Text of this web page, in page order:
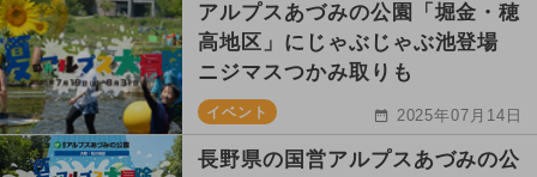
アルプスあづみの公園「堀金・穂
高地区」にじゃぶじゃぶ池登場
ニジマスつかみ取りも
イベント 2025年07月14日
長野県の国営アルプスあづみの公